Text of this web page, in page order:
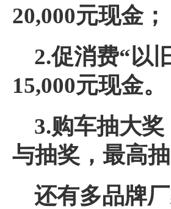
20,000元现金；
2.促消费“以
15,000元现金。
3.购车抽大奖
与抽奖，最高抽
还有多品牌